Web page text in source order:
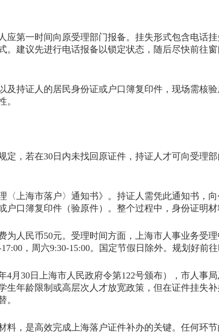
第一时间向原受理部门报备。挂失形式包含电话
建议先进行电话报备以锁定状态，随后尽快前往
持证人的居民身份证或户口簿复印件，现场需核
。
，若在30日内未找回原证件，持证人才可向受理
上海市落户〉通知书》。持证人需凭此通知书，
口簿复印件（验原件）。整个过程中，身份证明材
民币50元。受理时间方面，上海市人事业务受理
，周六9:30-15:00。国定节假日除外。规划好前
30日上海市人民政府令第122号颁布），市人事
生年龄限制或高层次人才放宽政策，但在证件挂失
。
，是高效完成上海落户证件补办的关键。任何环